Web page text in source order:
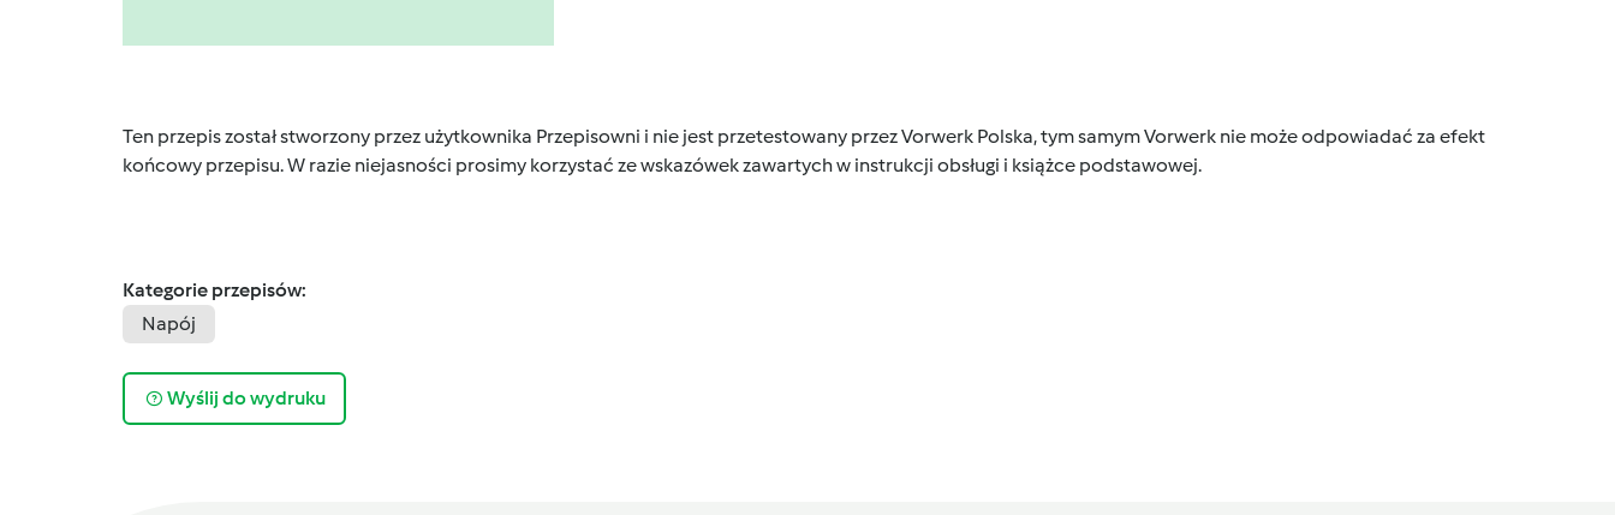
Ten przepis został stworzony przez użytkownika Przepisowni i nie jest przetestowany przez Vorwerk Polska, tym samym Vorwerk nie może odpowiadać za efekt
końcowy przepisu. W razie niejasności prosimy korzystać ze wskazówek zawartych w instrukcji obsługi i książce podstawowej.
Kategorie przepisów:
Napój
Wyślij do wydruku